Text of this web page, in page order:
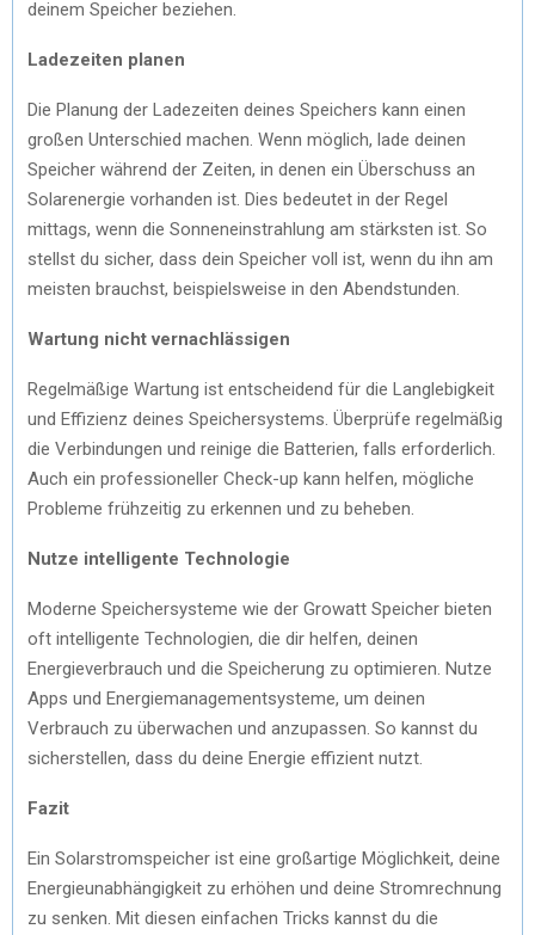
deinem Speicher beziehen.
Ladezeiten planen
Die Planung der Ladezeiten deines Speichers kann einen
großen Unterschied machen. Wenn möglich, lade deinen
Speicher während der Zeiten, in denen ein Überschuss an
Solarenergie vorhanden ist. Dies bedeutet in der Regel
mittags, wenn die Sonneneinstrahlung am stärksten ist. So
stellst du sicher, dass dein Speicher voll ist, wenn du ihn am
meisten brauchst, beispielsweise in den Abendstunden.
Wartung nicht vernachlässigen
Regelmäßige Wartung ist entscheidend für die Langlebigkeit
und Effizienz deines Speichersystems. Überprüfe regelmäßig
die Verbindungen und reinige die Batterien, falls erforderlich.
Auch ein professioneller Check-up kann helfen, mögliche
Probleme frühzeitig zu erkennen und zu beheben.
Nutze intelligente Technologie
Moderne Speichersysteme wie der Growatt Speicher bieten
oft intelligente Technologien, die dir helfen, deinen
Energieverbrauch und die Speicherung zu optimieren. Nutze
Apps und Energiemanagementsysteme, um deinen
Verbrauch zu überwachen und anzupassen. So kannst du
sicherstellen, dass du deine Energie effizient nutzt.
Fazit
Ein Solarstromspeicher ist eine großartige Möglichkeit, deine
Energieunabhängigkeit zu erhöhen und deine Stromrechnung
zu senken. Mit diesen einfachen Tricks kannst du die